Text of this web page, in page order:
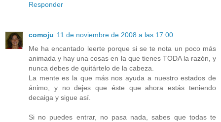
Responder
comoju 11 de noviembre de 2008 a las 17:00
Me ha encantado leerte porque si se te nota un poco más
animada y hay una cosas en la que tienes TODA la razón, y
nunca debes de quitártelo de la cabeza.
La mente es la que más nos ayuda a nuestro estados de
ánimo, y no dejes que éste que ahora estás teniendo
decaiga y sigue así.
Si no puedes entrar, no pasa nada, sabes que todas te